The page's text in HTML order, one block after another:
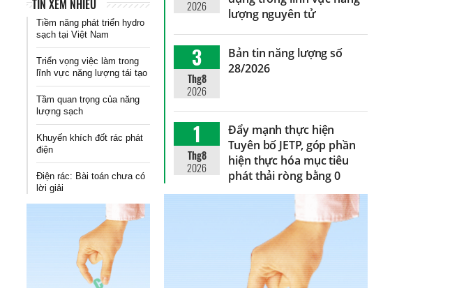
TIN XEM NHIỀU
Tiềm năng phát triển hydro
sạch tại Việt Nam
Triển vọng việc làm trong
lĩnh vực năng lượng tái tạo
Tầm quan trọng của năng
lượng sạch
Khuyến khích đốt rác phát
điện
Điện rác: Bài toán chưa có
lời giải
2026
lượng nguyên tử
3
Thg8
2026
Bản tin năng lượng số
28/2026
1
Thg8
2026
Đẩy mạnh thực hiện
Tuyên bố JETP, góp phần
hiện thực hóa mục tiêu
phát thải ròng bằng 0